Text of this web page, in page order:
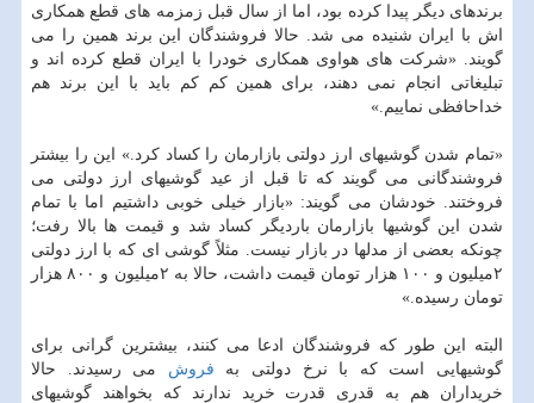
برندهای دیگر پیدا كرده بود، ‏اما از سال قبل زمزمه های قطع همكاری
اش با ایران شنیده می شد. حالا فروشندگان این برند ‏همین را می
گویند. «شركت های هواوی همكاری خودرا با ایران قطع كرده اند و
تبلیغاتی انجام نمی ‏دهند، برای همین كم كم باید با این برند هم
خداحافظی نماییم.»
«تمام شدن گوشیهای ارز دولتی بازارمان را كساد كرد.» این را بیشتر
فروشندگانی می گویند كه تا قبل ‏از عید گوشیهای ارز دولتی می
فروختند. خودشان می گویند: «بازار خیلی خوبی داشتیم اما با تمام
شدن ‏این گوشیها بازارمان باردیگر كساد شد و قیمت ها بالا رفت؛
چونكه بعضی از مدلها در بازار نیست‏‏. مثلاً گوشی ای كه با ارز دولتی
۲میلیون و ۱۰۰ هزار تومان قیمت داشت، حالا به ۲میلیون و ۸۰۰ ‏هزار
تومان رسیده.»‏
‎البته این طور كه فروشندگان ادعا می كنند، بیشترین گرانی برای
گوشیهایی است ‏كه با نرخ دولتی به فروش می رسیدند. حالا
خریداران هم به قدری قدرت خرید ندارند كه بخواهند گوشیهای